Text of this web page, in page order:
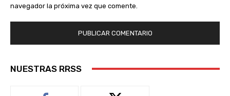
navegador la próxima vez que comente.
NUESTRAS RRSS